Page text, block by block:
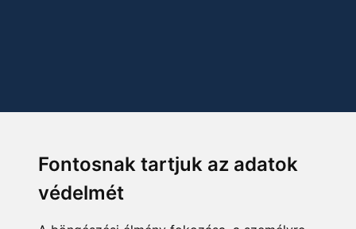
Fontosnak tartjuk az adatok
védelmét